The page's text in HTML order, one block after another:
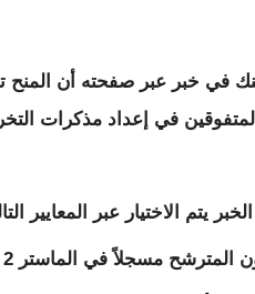
في إعداد مذكرات
يتم الاختيار عبر المعايير
مسجلاً في الماستر 2 بكلية الاقتصاد والتسيير – جامعة نواكشوط؛